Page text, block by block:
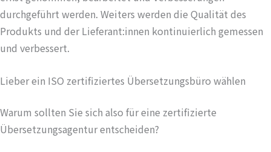
durchgeführt werden. Weiters werden die Qualität des
Produkts und der Lieferant:innen kontinuierlich gemessen
und verbessert.
Lieber ein ISO zertifiziertes Übersetzungsbüro wählen
Warum sollten Sie sich also für eine zertifizierte
Übersetzungsagentur entscheiden?